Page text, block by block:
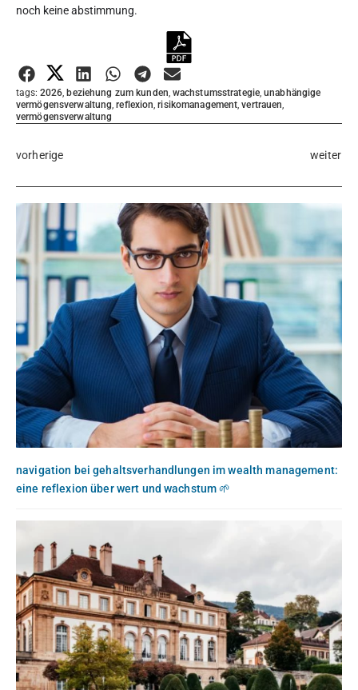
Bewertung abgeben
noch keine abstimmung.
tags: 2026 ,beziehung zum kunden wachstumsstrategie ,unabhängige
vermögensverwaltung ,reflexion ,risikomanagement ,vertrauen
vermögensverwaltung
vorherige weiter
navigation bei gehaltsverhandlungen im wealth management:
eine reflexion über wert und wachstum 🌱